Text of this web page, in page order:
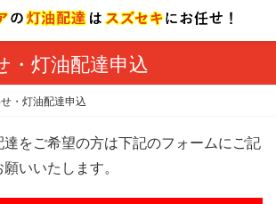
・灯油配達申込
・灯油配達申込
達をご希望の方は下記のフォームにご記
いいたします。